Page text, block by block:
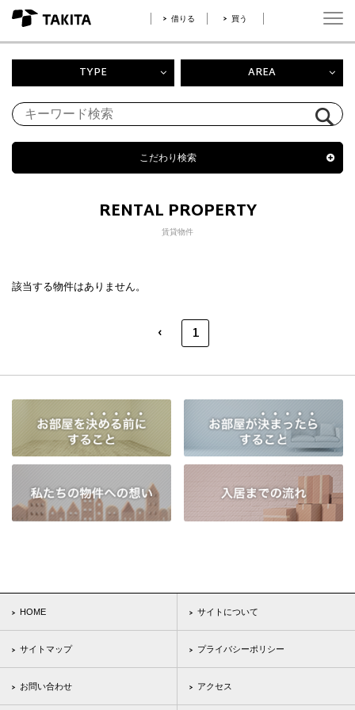
借りる 買う
TYPE AREA
こだわり検索
RENTAL PROPERTY
賃貸物件
該当する物件はありません。
‹ 1
HOME サイトについて
サイトマップ プライバシーポリシー
お問い合わせ アクセス